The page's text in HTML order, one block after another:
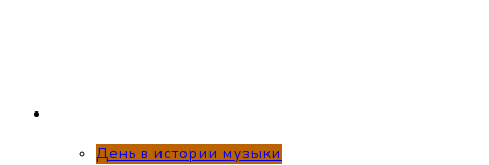
День в истории музыки